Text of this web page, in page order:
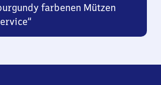
farbenen Mützen